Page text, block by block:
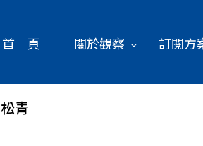
首 頁 關於觀察 訂閱方
青